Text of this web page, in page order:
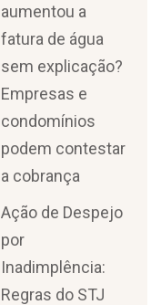
aumentou a
fatura de água
sem explicação?
Empresas e
condomínios
podem contestar
a cobrança
Ação de Despejo
por
Inadimplência:
Regras do STJ